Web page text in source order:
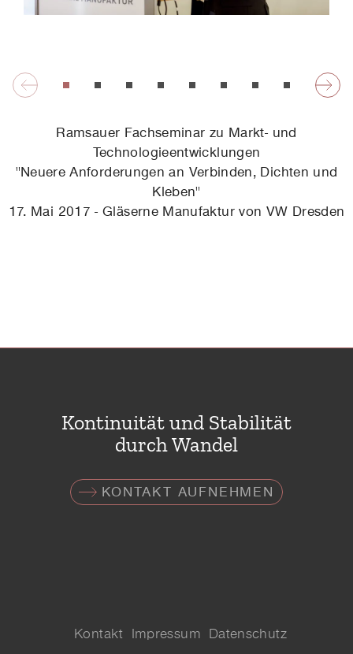
Ramsauer Fachseminar zu Markt- und
Technologieentwicklungen
"Neuere Anforderungen an Verbinden, Dichten und
Kleben"
17. Mai 2017 - Gläserne Manufaktur von VW Dresden
Kontinuität und Stabilität
durch Wandel
KONTAKT AUFNEHMEN
Kontakt Impressum Datenschutz